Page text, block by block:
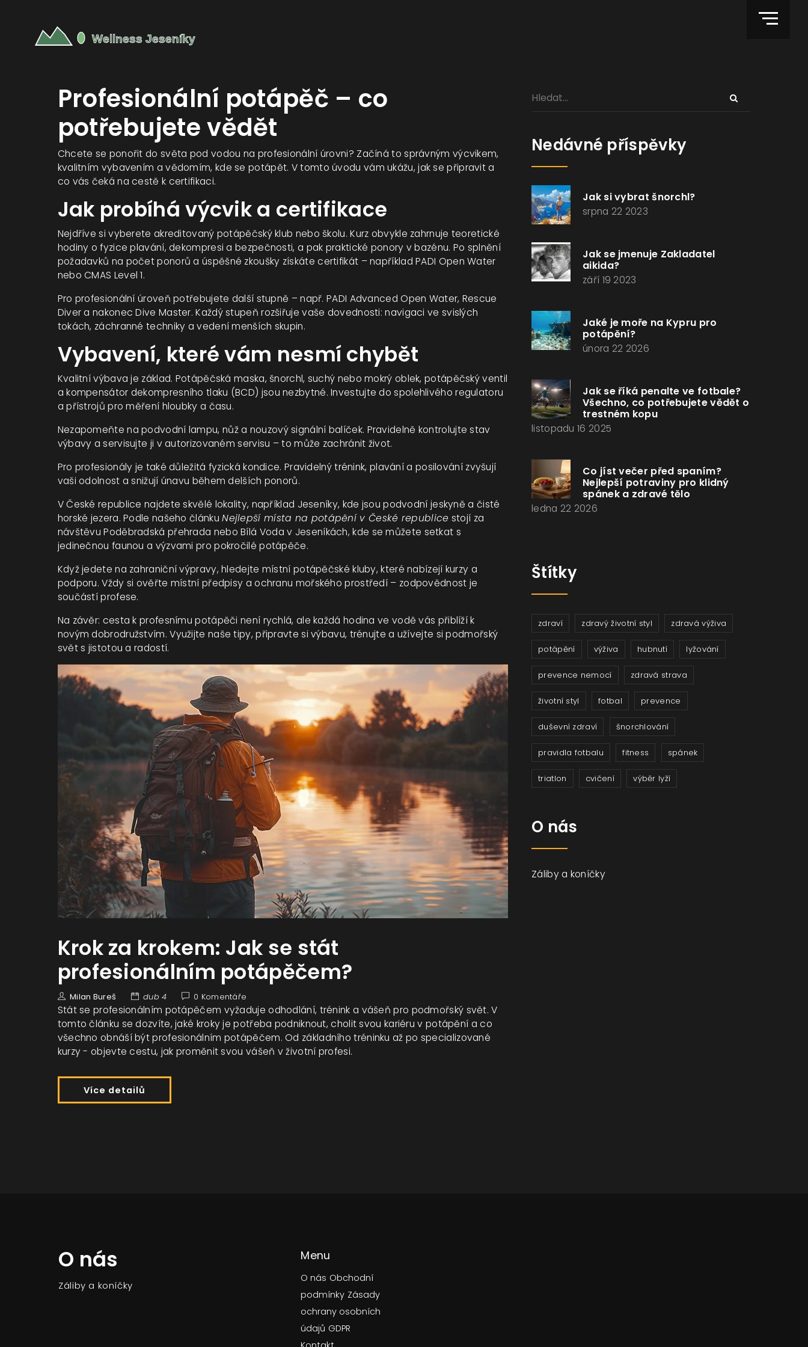
Profesionální potápěč – co
potřebujete vědět
Chcete se ponořit do světa pod vodou na profesionální úrovni? Začíná to správným výcvikem,
kvalitním vybavením a vědomím, kde se potápět. V tomto úvodu vám ukážu, jak se připravit a
co vás čeká na cestě k certifikaci.
Jak probíhá výcvik a certifikace
Nejdříve si vyberete akreditovaný potápěčský klub nebo školu. Kurz obvykle zahrnuje teoretické
hodiny o fyzice plavání, dekompresi a bezpečnosti, a pak praktické ponory v bazénu. Po splnění
požadavků na počet ponorů a úspěšné zkoušky získáte certifikát – například PADI Open Water
nebo CMAS Level 1.
Pro profesionální úroveň potřebujete další stupně – např. PADI Advanced Open Water, Rescue
Diver a nakonec Dive Master. Každý stupeň rozšiřuje vaše dovednosti: navigaci ve svislých
tokách, záchranné techniky a vedení menších skupin.
Vybavení, které vám nesmí chybět
Kvalitní výbava je základ. Potápěčská maska, šnorchl, suchý nebo mokrý oblek, potápěčský ventil
a kompensátor dekompresního tlaku (BCD) jsou nezbytné. Investujte do spolehlivého regulatoru
a přístrojů pro měření hloubky a času.
Nezapomeňte na podvodní lampu, nůž a nouzový signální balíček. Pravidelně kontrolujte stav
výbavy a servisujte ji v autorizovaném servisu – to může zachránit život.
Pro profesionály je také důležitá fyzická kondice. Pravidelný trénink, plavání a posilování zvyšují
vaši odolnost a snižují únavu během delších ponorů.
V České republice najdete skvělé lokality, například Jeseníky, kde jsou podvodní jeskyně a čisté
horské jezera. Podle našeho článkuNejlepší místa na potápění v České republice stojí za
návštěvu Poděbradská přehrada nebo Bílá Voda v Jeseníkách, kde se můžete setkat s
jedinečnou faunou a výzvami pro pokročilé potápěče.
Když jedete na zahraniční výpravy, hledejte místní potápěčské kluby, které nabízejí kurzy a
podporu. Vždy si ověřte místní předpisy a ochranu mořského prostředí – zodpovědnost je
součástí profese.
Na závěr: cesta k profesnímu potápěči není rychlá, ale každá hodina ve vodě vás přiblíží k
novým dobrodružstvím. Využijte naše tipy, připravte si výbavu, trénujte a užívejte si podmořský
svět s jistotou a radostí.
Krok za krokem: Jak se stát
profesionálním potápěčem?
Milan Bureš dub 4 0 Komentáře
Stát se profesionálním potápěčem vyžaduje odhodlání, trénink a vášeň pro podmořský svět. V
tomto článku se dozvíte, jaké kroky je potřeba podniknout, cholit svou kariéru v potápění a co
všechno obnáší být profesionálním potápěčem. Od základního tréninku až po specializované
kurzy - objevte cestu, jak proměnit svou vášeň v životní profesi.
Více detailů
Nedávné příspěvky
Jak si vybrat šnorchl?
srpna 22 2023
Jak se jmenuje Zakladatel
aikida?
září 19 2023
Jaké je moře na Kypru pro
potápění?
února 22 2026
Jak se říká penalte ve fotbale?
Všechno, co potřebujete vědět o
trestném kopu
listopadu 16 2025
Co jíst večer před spaním?
Nejlepší potraviny pro klidný
spánek a zdravé tělo
ledna 22 2026
Štítky
zdraví zdravý životní styl zdravá výživa
potápění výživa hubnutí lyžování
prevence nemocí zdravá strava
životní styl fotbal prevence
duševní zdraví šnorchlování
pravidla fotbalu fitness spánek
triatlon cvičení výběr lyží
O nás
Záliby a koníčky
O nás
Záliby a koníčky
Menu
O nás Obchodní
podmínky Zásady
ochrany osobních
údajů GDPR